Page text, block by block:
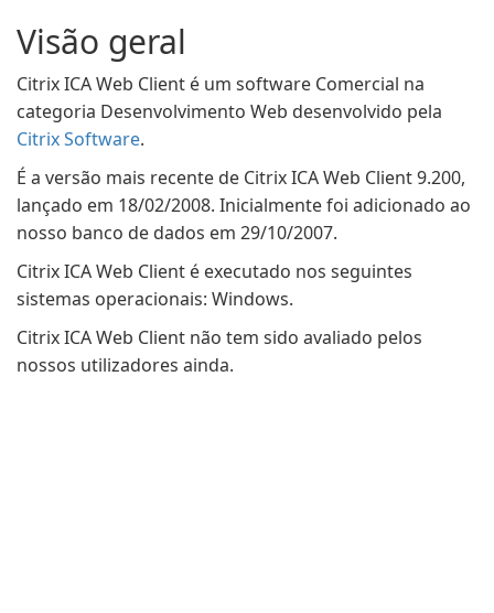
Visão geral
Citrix ICA Web Client é um software Comercial na
categoria Desenvolvimento Web desenvolvido pela
Citrix Software.
É a versão mais recente de Citrix ICA Web Client 9.200,
lançado em 18/02/2008. Inicialmente foi adicionado ao
nosso banco de dados em 29/10/2007.
Citrix ICA Web Client é executado nos seguintes
sistemas operacionais: Windows.
Citrix ICA Web Client não tem sido avaliado pelos
nossos utilizadores ainda.